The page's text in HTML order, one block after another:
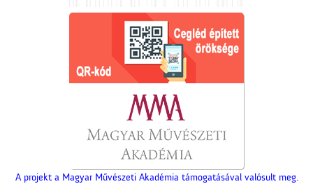
A projekt a Magyar Művészeti Akadémia támogatásával valósult meg.